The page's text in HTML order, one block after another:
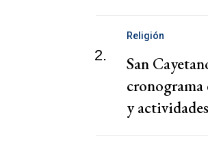
2.
Religión
San
y